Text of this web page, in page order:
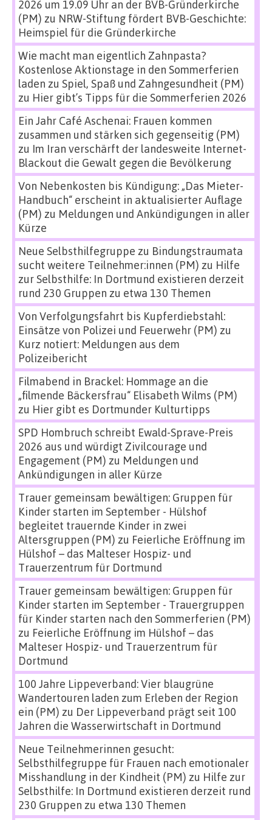
2026 um 19.09 Uhr an der BVB-Gründerkirche
(PM) zu NRW-Stiftung fördert BVB-Geschichte:
Heimspiel für die Gründerkirche
Wie macht man eigentlich Zahnpasta?
Kostenlose Aktionstage in den Sommerferien
laden zu Spiel, Spaß und Zahngesundheit (PM)
zu Hier gibt’s Tipps für die Sommerferien 2026
Ein Jahr Café Aschenai: Frauen kommen
zusammen und stärken sich gegenseitig (PM)
zu Im Iran verschärft der landesweite Internet-
Blackout die Gewalt gegen die Bevölkerung
Von Nebenkosten bis Kündigung: „Das Mieter-
Handbuch“ erscheint in aktualisierter Auflage
(PM) zu Meldungen und Ankündigungen in aller
Kürze
Neue Selbsthilfegruppe zu Bindungstraumata
sucht weitere Teilnehmer:innen (PM) zu Hilfe
zur Selbsthilfe: In Dortmund existieren derzeit
rund 230 Gruppen zu etwa 130 Themen
Von Verfolgungsfahrt bis Kupferdiebstahl:
Einsätze von Polizei und Feuerwehr (PM) zu
Kurz notiert: Meldungen aus dem
Polizeibericht
Filmabend in Brackel: Hommage an die
„filmende Bäckersfrau“ Elisabeth Wilms (PM)
zu Hier gibt es Dortmunder Kulturtipps
SPD Hombruch schreibt Ewald-Sprave-Preis
2026 aus und würdigt Zivilcourage und
Engagement (PM) zu Meldungen und
Ankündigungen in aller Kürze
Trauer gemeinsam bewältigen: Gruppen für
Kinder starten im September - Hülshof
begleitet trauernde Kinder in zwei
Altersgruppen (PM) zu Feierliche Eröffnung im
Hülshof – das Malteser Hospiz- und
Trauerzentrum für Dortmund
Trauer gemeinsam bewältigen: Gruppen für
Kinder starten im September - Trauergruppen
für Kinder starten nach den Sommerferien (PM)
zu Feierliche Eröffnung im Hülshof – das
Malteser Hospiz- und Trauerzentrum für
Dortmund
100 Jahre Lippeverband: Vier blaugrüne
Wandertouren laden zum Erleben der Region
ein (PM) zu Der Lippeverband prägt seit 100
Jahren die Wasserwirtschaft in Dortmund
Neue Teilnehmerinnen gesucht:
Selbsthilfegruppe für Frauen nach emotionaler
Misshandlung in der Kindheit (PM) zu Hilfe zur
Selbsthilfe: In Dortmund existieren derzeit rund
230 Gruppen zu etwa 130 Themen